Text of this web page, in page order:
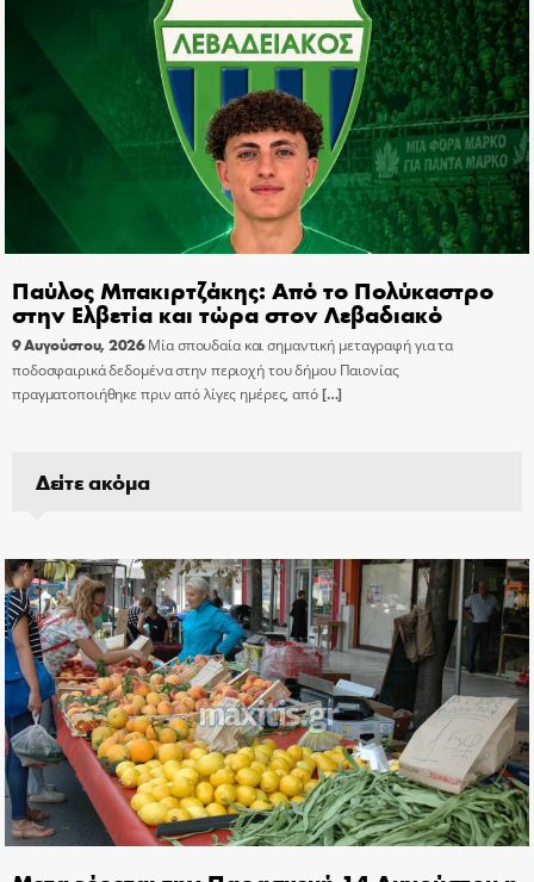
Παύλος Μπακιρτζάκης: Από το Πολύκαστρο
στην Ελβετία και τώρα στον Λεβαδιακό
9 Αυγούστου, 2026 Μία σπουδαία και σημαντική μεταγραφή για τα
ποδοσφαιρικά δεδομένα στην περιοχή του δήμου Παιονίας
πραγματοποιήθηκε πριν από λίγες ημέρες, από[…]
Δείτε ακόμα